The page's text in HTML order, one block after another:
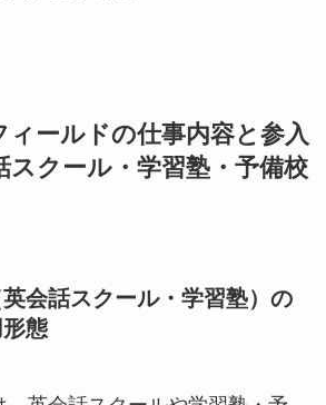
ィールドの仕事内容と参入
スクール・学習塾・予備校
会話スクール・学習塾）の
態